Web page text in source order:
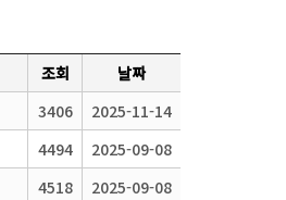
조회
날짜
3406
2025-11-14
4494
2025-09-08
4518
2025-09-08